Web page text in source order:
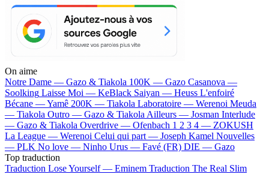
On aime
Notre Dame — Gazo & Tiakola 100K — Gazo Casanova —
Soolking Laisse Moi — KeBlack Saiyan — Heuss L'enfoiré
Bécane —Yamê 200K — Tiakola Laboratoire — Werenoi Meuda
— Tiakola Outro — Gazo & Tiakola Ailleurs — Josman Interlude
— Gazo & Tiakola Overdrive — Ofenbach 1 2 3 4 — ZOKUSH
La League — Werenoi Celui qui part — Joseph Kamel Nouvelles
— PLK No love — Ninho Urus — Favé (FR) DIE — Gazo
Top traduction
Traduction Lose Yourself — Eminem Traduction The Real Slim